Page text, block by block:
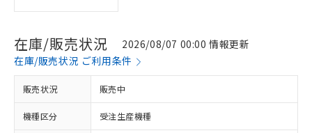
在庫/販売状況
2026/08/07 00:00 情報更新
在庫/販売状況 ご利用条件
販売状況 販売中
機種区分 受注生産機種